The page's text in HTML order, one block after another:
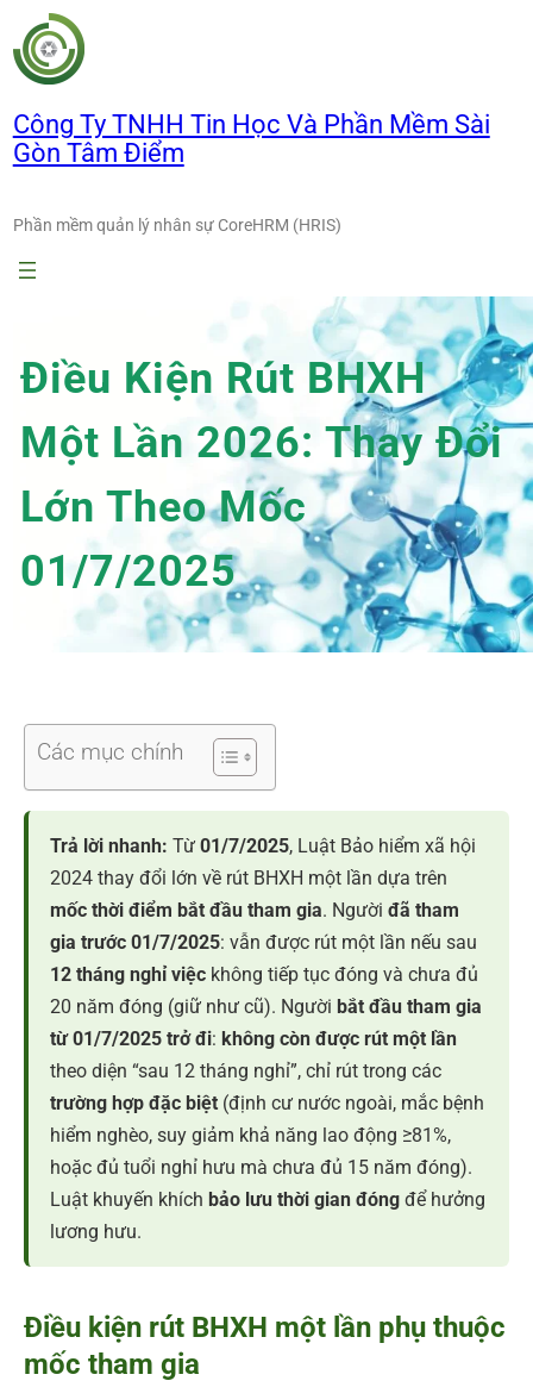
Chuyển
đến
phần
dung
Công Ty TNHH Tin Học Và Phần Mềm Sài
Gòn Tâm Điểm
Phần mềm quản lý nhân sự CoreHRM (HRIS)
Điều Kiện Rút BHXH
Một Lần 2026: Thay Đổi
Lớn Theo Mốc
01/7/2025
Các mục chính
Trả lời nhanh: Từ 01/7/2025, Luật Bảo hiểm xã hội
2024 thay đổi lớn về rút BHXH một lần dựa trên
mốc thời điểm bắt đầu tham gia. Người đã tham
gia trước 01/7/2025: vẫn được rút một lần nếu sau
12 tháng nghỉ việc không tiếp tục đóng và chưa đủ
20 năm đóng (giữ như cũ). Người bắt đầu tham gia
từ 01/7/2025 trở đi: không còn được rút một lần
theo diện “sau 12 tháng nghỉ”, chỉ rút trong các
trường hợp đặc biệt (định cư nước ngoài, mắc bệnh
hiểm nghèo, suy giảm khả năng lao động ≥81%,
hoặc đủ tuổi nghỉ hưu mà chưa đủ 15 năm đóng).
Luật khuyến khích bảo lưu thời gian đóng để hưởng
lương hưu.
Điều kiện rút BHXH một lần phụ thuộc
mốc tham gia